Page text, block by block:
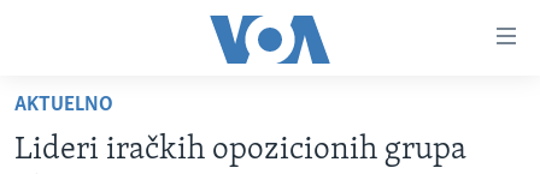
glavni
sadržaj
TV PROGRAM
AKTUELNO
Lideri iračkih opozicionih grupa